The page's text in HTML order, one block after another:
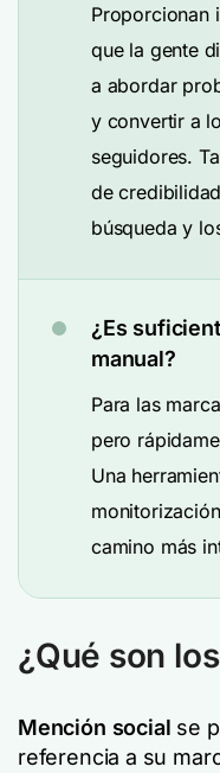
Proporcionan
que la gente
a abordar
y convertir a
seguidores.
de
búsqueda y
¿Es
manual?
Para las
pero
Una
camino más
¿Qué son
Mención social se
referencia a su